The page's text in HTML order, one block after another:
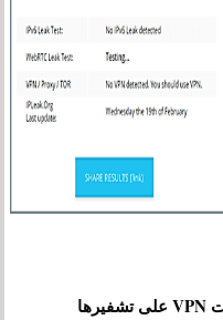
ويدعى DNS Leaks التي تعمل شبكات VPN على تشفيرها